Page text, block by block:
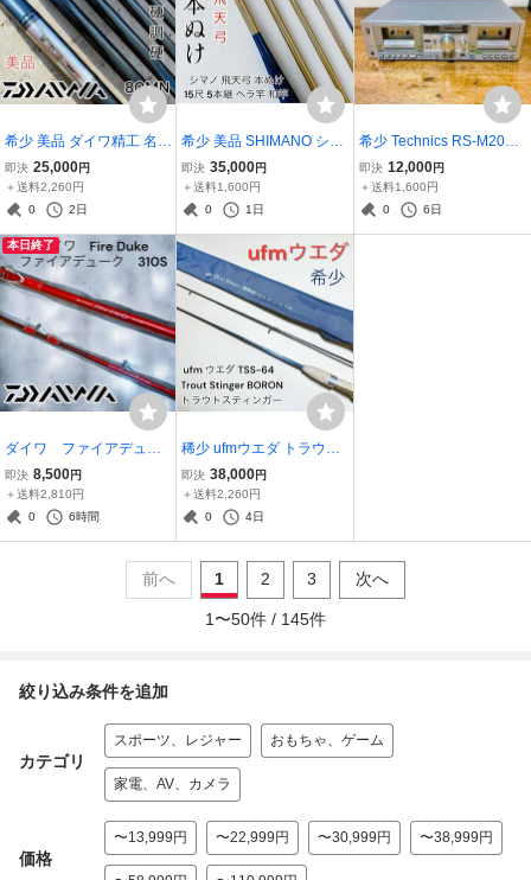
希少 美品 ダイワ精工 名竿
本流竿 剛弓 硬調硬80MN
渓流竿
即決 25,000円
＋送料2,260円
0
2日
希少 美品 SHIMANO シマ
ノ 飛天弓 本ぬけ 15尺 ヘ
ラ竿 へら竿 ヘラブナ
即決 35,000円
＋送料1,600円
0
1日
希少 Technics RS-M202
ダブルカセットデッキ テ
クニクス オーディオ機器
即決 12,000円
＋送料1,600円
0
6日
本日終了
ダイワ ファイアデュー
ク 310S
即決 8,500円
＋送料2,810円
0
6時間
稀少 ufmウエダ トラウト
スティンガー ボロン TSS-
64 美品 / UEDA Trout Stin
ger BORON 本流 渓流 廃
即決 38,000円
＋送料2,260円
0
4日
前へ 1 2 3 次へ
1 〜50件 / 145件
絞り込み条件を追加
カテゴリ
スポーツ、レジャー おもちゃ、ゲーム
家電、AV、カメラ
価格
〜13,999円 〜22,999円 〜30,999円 〜38,999円